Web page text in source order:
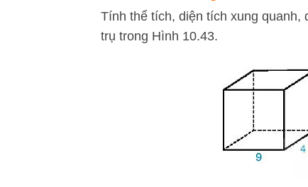
Tính thể tích, diện tích xung quanh,
trụ trong Hình 10.43.